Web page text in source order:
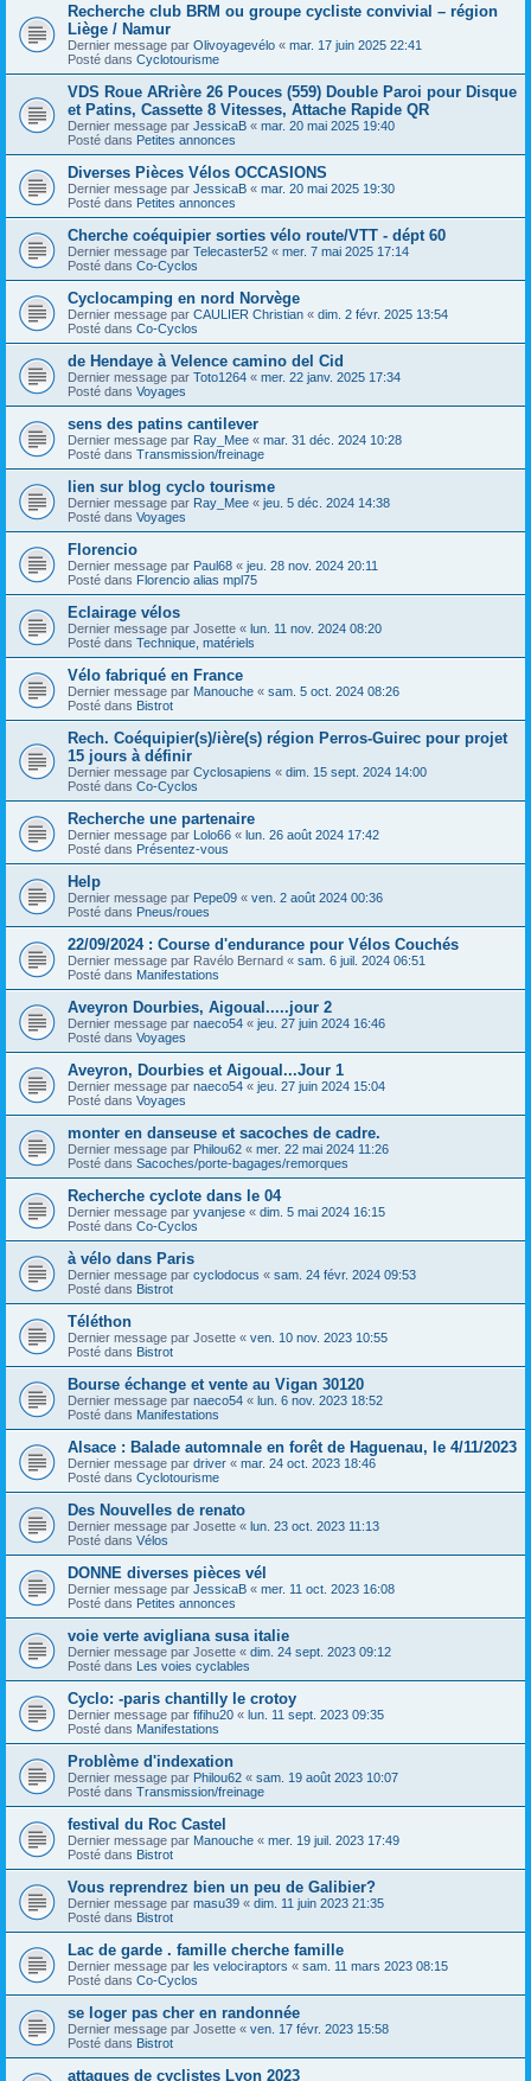
Recherche club BRM ou groupe cycliste convivial – région
Liège / Namur
Dernier message par Olivoyagevélo « mar. 17 juin 2025 22:41
Posté dans Cyclotourisme
VDS Roue ARrière 26 Pouces (559) Double Paroi pour Disque
et Patins, Cassette 8 Vitesses, Attache Rapide QR
Dernier message par JessicaB « mar. 20 mai 2025 19:40
Posté dans Petites annonces
Diverses Pièces Vélos OCCASIONS
Dernier message par JessicaB « mar. 20 mai 2025 19:30
Posté dans Petites annonces
Cherche coéquipier sorties vélo route/VTT - dépt 60
Dernier message par Telecaster52 « mer. 7 mai 2025 17:14
Posté dans Co-Cyclos
Cyclocamping en nord Norvège
Dernier message par CAULIER Christian « dim. 2 févr. 2025 13:54
Posté dans Co-Cyclos
de Hendaye à Velence camino del Cid
Dernier message par Toto1264 « mer. 22 janv. 2025 17:34
Posté dans Voyages
sens des patins cantilever
Dernier message par Ray_Mee « mar. 31 déc. 2024 10:28
Posté dans Transmission/freinage
lien sur blog cyclo tourisme
Dernier message par Ray_Mee « jeu. 5 déc. 2024 14:38
Posté dans Voyages
Florencio
Dernier message par Paul68 « jeu. 28 nov. 2024 20:11
Posté dans Florencio alias mpl75
Eclairage vélos
Dernier message par Josette « lun. 11 nov. 2024 08:20
Posté dans Technique, matériels
Vélo fabriqué en France
Dernier message par Manouche « sam. 5 oct. 2024 08:26
Posté dans Bistrot
Rech. Coéquipier(s)/ière(s) région Perros-Guirec pour projet
15 jours à définir
Dernier message par Cyclosapiens « dim. 15 sept. 2024 14:00
Posté dans Co-Cyclos
Recherche une partenaire
Dernier message par Lolo66 « lun. 26 août 2024 17:42
Posté dans Présentez-vous
Help
Dernier message par Pepe09 « ven. 2 août 2024 00:36
Posté dans Pneus/roues
22/09/2024 : Course d'endurance pour Vélos Couchés
Dernier message par Ravélo Bernard « sam. 6 juil. 2024 06:51
Posté dans Manifestations
Aveyron Dourbies, Aigoual.....jour 2
Dernier message par naeco54 « jeu. 27 juin 2024 16:46
Posté dans Voyages
Aveyron, Dourbies et Aigoual...Jour 1
Dernier message par naeco54 « jeu. 27 juin 2024 15:04
Posté dans Voyages
monter en danseuse et sacoches de cadre.
Dernier message par Philou62 « mer. 22 mai 2024 11:26
Posté dans Sacoches/porte-bagages/remorques
Recherche cyclote dans le 04
Dernier message par yvanjese « dim. 5 mai 2024 16:15
Posté dans Co-Cyclos
à vélo dans Paris
Dernier message par cyclodocus « sam. 24 févr. 2024 09:53
Posté dans Bistrot
Téléthon
Dernier message par Josette « ven. 10 nov. 2023 10:55
Posté dans Bistrot
Bourse échange et vente au Vigan 30120
Dernier message par naeco54 « lun. 6 nov. 2023 18:52
Posté dans Manifestations
Alsace : Balade automnale en forêt de Haguenau, le 4/11/2023
Dernier message par driver « mar. 24 oct. 2023 18:46
Posté dans Cyclotourisme
Des Nouvelles de renato
Dernier message par Josette « lun. 23 oct. 2023 11:13
Posté dans Vélos
DONNE diverses pièces vél
Dernier message par JessicaB « mer. 11 oct. 2023 16:08
Posté dans Petites annonces
voie verte avigliana susa italie
Dernier message par Josette « dim. 24 sept. 2023 09:12
Posté dans Les voies cyclables
Cyclo: -paris chantilly le crotoy
Dernier message par fifihu20 « lun. 11 sept. 2023 09:35
Posté dans Manifestations
Problème d'indexation
Dernier message par Philou62 « sam. 19 août 2023 10:07
Posté dans Transmission/freinage
festival du Roc Castel
Dernier message par Manouche « mer. 19 juil. 2023 17:49
Posté dans Bistrot
Vous reprendrez bien un peu de Galibier?
Dernier message par masu39 « dim. 11 juin 2023 21:35
Posté dans Bistrot
Lac de garde . famille cherche famille
Dernier message par les velociraptors « sam. 11 mars 2023 08:15
Posté dans Co-Cyclos
se loger pas cher en randonnée
Dernier message par Josette « ven. 17 févr. 2023 15:58
Posté dans Bistrot
attaques de cyclistes Lyon 2023